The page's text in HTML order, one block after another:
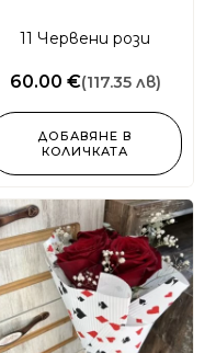
11 Червени рози
60.00 €(117.35 лв)
ДОБАВЯНЕ В
КОЛИЧКАТА